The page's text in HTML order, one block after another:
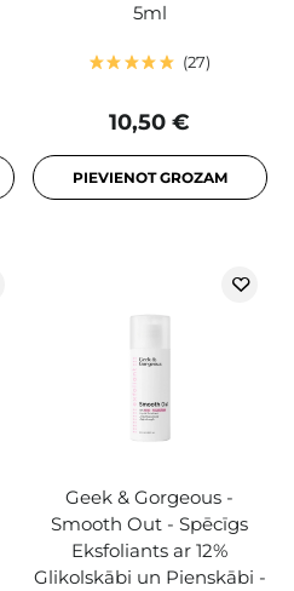
5ml
27
10,50 €
PIEVIENOT GROZAM
Geek & Gorgeous -
Smooth Out - Spēcīgs
Eksfoliants ar 12%
Glikolskābi un Pienskābi -